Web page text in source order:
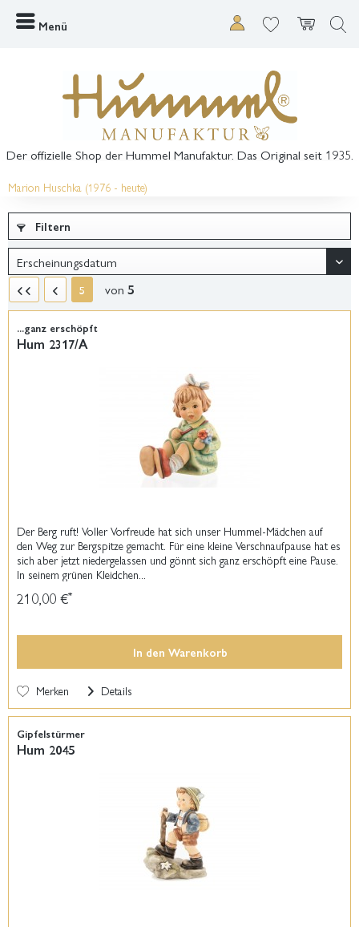
Menü
Der offizielle Shop der Hummel Manufaktur. Das Original seit 1935.
Marion Huschka (1976 - heute)
Filtern
5 von 5
...ganz erschöpft
Hum 2317/A
Der Berg ruft! Voller Vorfreude hat sich unser Hummel-Mädchen auf
den Weg zur Bergspitze gemacht. Für eine kleine Verschnaufpause hat es
sich aber jetzt niedergelassen und gönnt sich ganz erschöpft eine Pause.
In seinem grünen Kleidchen...
210,00 €*
In den Warenkorb
Merken Details
Gipfelstürmer
Hum 2045